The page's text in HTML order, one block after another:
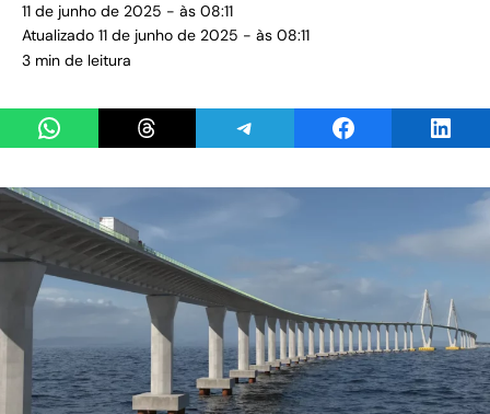
11 de junho de 2025 - às 08:11
Atualizado 11 de junho de 2025 - às 08:11
3 min de leitura
Share on WhatsAppShare on ThreadsShare on TelegramShare on Facebook